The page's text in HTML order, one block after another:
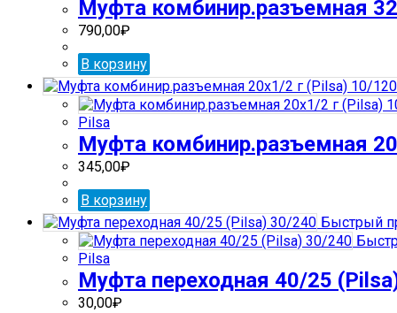
Муфта комбинир.разъемная
790,00₽
В корзину
Pilsa
Муфта комбинир.разъемная
345,00₽
В корзину
Быстрый
Pilsa
Муфта переходная 40/25
30,00₽